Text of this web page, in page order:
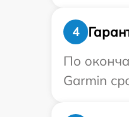
4
По
Garmin